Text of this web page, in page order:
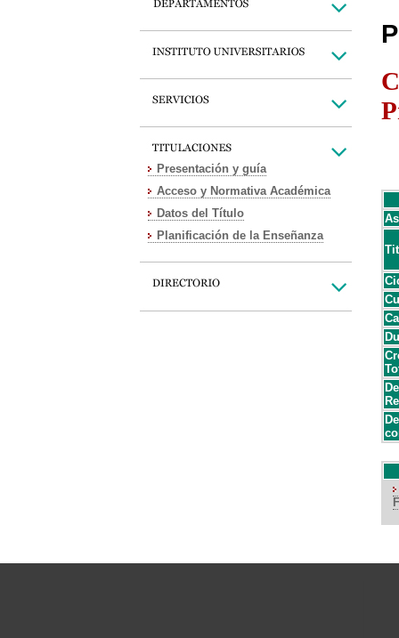
Presentación y guía
Acceso y Normativa Académica
Datos del Título
Planificación de la Enseñanza